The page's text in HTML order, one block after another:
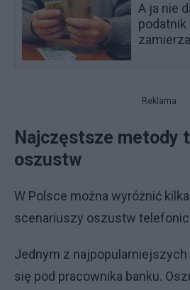
A ja nie
podatnik
Reklama
Najczęstsze metody
oszustw
W Polsce można wyróżnić
scenariuszy oszustw
Jednym z
się pod pracownika banku.